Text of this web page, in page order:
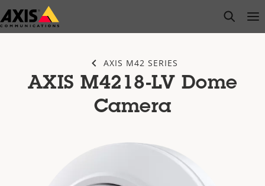
Saltar
al
open
AXIS M42 SERIES
AXIS M4218-LV Dome
Camera